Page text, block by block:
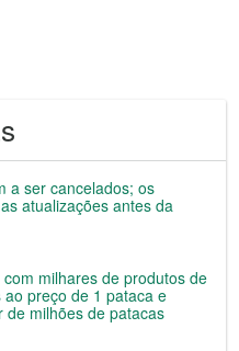
a ser cancelados; os
atualizações antes da
milhares de produtos de
preço de 1 pataca e
de milhões de patacas